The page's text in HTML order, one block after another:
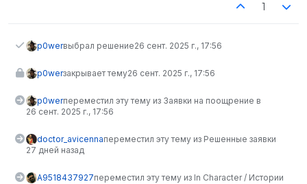
1
p0werвыбрал решение26 сент. 2025 г., 17:56
p0werзакрывает тему26 сент. 2025 г., 17:56
p0werпереместил эту тему из Заявки на поощрение в
26 сент. 2025 г., 17:56
doctor_avicennaпереместил эту тему из Решенные заявки
27 дней назад
A9518437927переместил эту тему из In Character / Истории